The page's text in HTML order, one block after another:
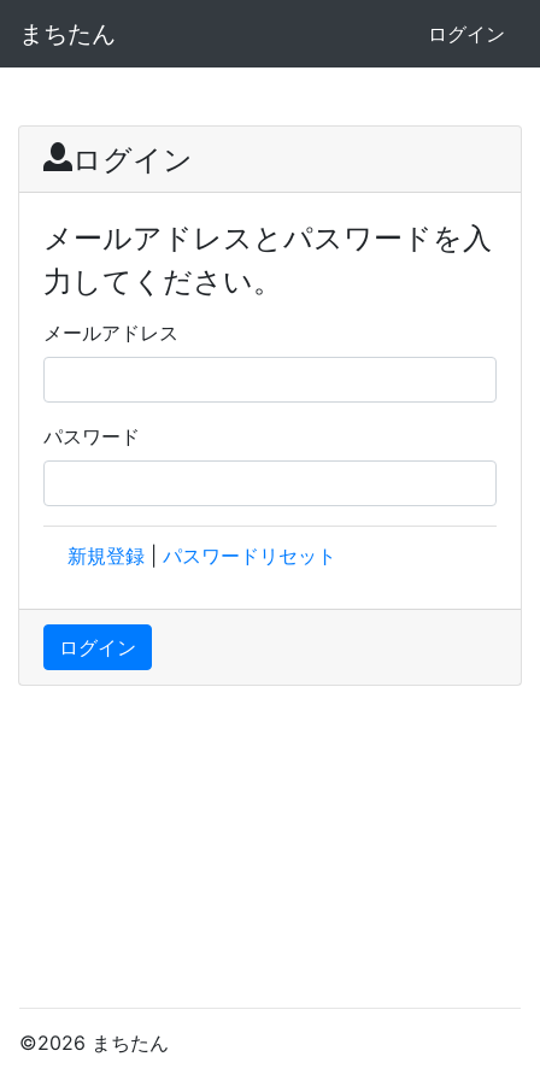
まちたん ログイン
ログイン
メールアドレスとパスワードを入
力してください。
メールアドレス
パスワード
新規登録 パスワードリセット
ログイン
©2026 まちたん